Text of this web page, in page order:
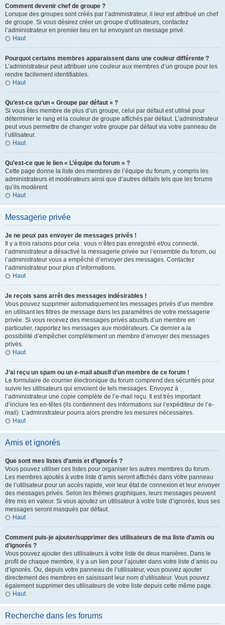
Comment devenir chef de groupe ?
Lorsque des groupes sont créés par l’administrateur, il leur est attribué un chef
de groupe. Si vous désirez créer un groupe d’utilisateurs, contactez
l’administrateur en premier lieu en lui envoyant un message privé.
Haut
Pourquoi certains membres apparaissent dans une couleur différente ?
L’administrateur peut attribuer une couleur aux membres d’un groupe pour les
rendre facilement identifiables.
Haut
Qu’est-ce qu’un « Groupe par défaut » ?
Si vous êtes membre de plus d’un groupe, celui par défaut est utilisé pour
déterminer le rang et la couleur de groupe affichés par défaut. L’administrateur
peut vous permettre de changer votre groupe par défaut via votre panneau de
l’utilisateur.
Haut
Qu’est-ce que le lien « L’équipe du forum » ?
Cette page donne la liste des membres de l’équipe du forum, y compris les
administrateurs et modérateurs ainsi que d’autres détails tels que les forums
qu’ils modèrent.
Haut
Messagerie privée
Je ne peux pas envoyer de messages privés !
Il y a trois raisons pour cela : vous n’êtes pas enregistré et/ou connecté,
l’administrateur a désactivé la messagerie privée sur l’ensemble du forum, ou
l’administrateur vous a empêché d’envoyer des messages. Contactez
l’administrateur pour plus d’informations.
Haut
Je reçois sans arrêt des messages indésirables !
Vous pouvez supprimer automatiquement les messages privés d’un membre
en utilisant les filtres de message dans les paramètres de votre messagerie
privée. Si vous recevez des messages privés abusifs d’un membre en
particulier, rapportez les messages aux modérateurs. Ce dernier a la
possibilité d’empêcher complètement un membre d’envoyer des messages
privés.
Haut
J’ai reçu un spam ou un e-mail abusif d’un membre de ce forum !
Le formulaire de courrier électronique du forum comprend des sécurités pour
suivre les utilisateurs qui envoient de tels messages. Envoyez à
l’administrateur une copie complète de l’e-mail reçu. Il est très important
d’inclure les en-têtes (ils contiennent des informations sur l’expéditeur de l’e-
mail). L’administrateur pourra alors prendre les mesures nécessaires.
Haut
Amis et ignorés
Que sont mes listes d’amis et d’ignorés ?
Vous pouvez utiliser ces listes pour organiser les autres membres du forum.
Les membres ajoutés à votre liste d’amis seront affichés dans votre panneau
de l’utilisateur pour un accès rapide, voir leur état de connexion et leur envoyer
des messages privés. Selon les thèmes graphiques, leurs messages peuvent
être mis en valeur. Si vous ajoutez un utilisateur à votre liste d’ignorés, tous ses
messages seront masqués par défaut.
Haut
Comment puis-je ajouter/supprimer des utilisateurs de ma liste d’amis ou
d’ignorés ?
Vous pouvez ajouter des utilisateurs à votre liste de deux manières. Dans le
profil de chaque membre, il y a un lien pour l’ajouter dans votre liste d’amis ou
d’ignorés. Ou, depuis votre panneau de l’utilisateur, vous pouvez ajouter
directement des membres en saisissant leur nom d’utilisateur. Vous pouvez
également supprimer des utilisateurs de votre liste depuis cette même page.
Haut
Recherche dans les forums